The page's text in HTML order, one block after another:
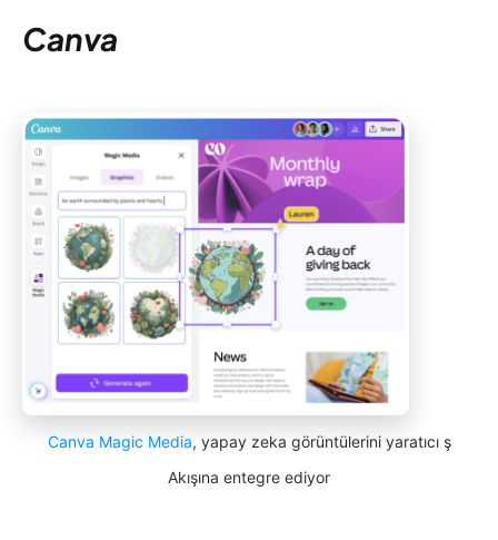
Canva
Canva Magic Media, yapay zeka görüntülerini yaratıcı ş
Akışına entegre ediyor